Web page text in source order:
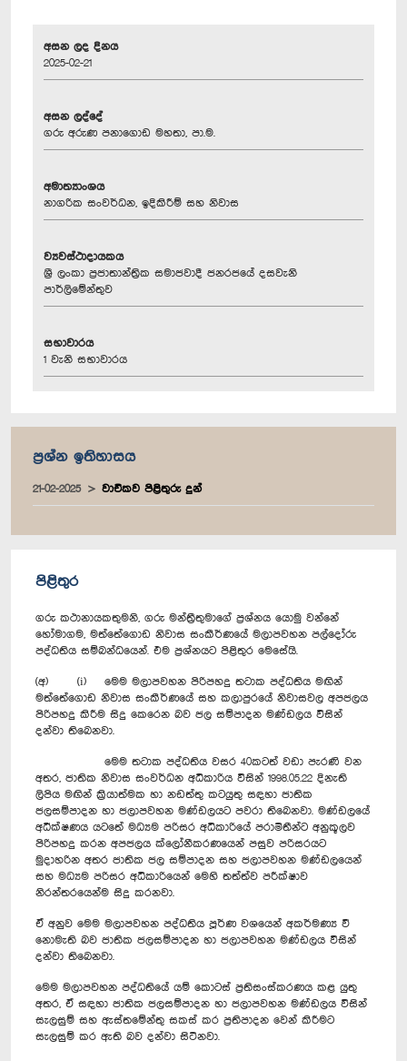
අසන ලද දිනය
2025-02-21
අසන ලද්දේ
ගරු අරුණ පනාගොඩ මහතා, පා.ම.
අමාත්‍යාංශය
නාගරික සංවර්ධන, ඉදිකිරීම් සහ නිවාස
ව්‍යවස්ථාදායකය
ශ්‍රී ලංකා ප්‍රජාතාන්ත්‍රික සමාජවාදී ජනරජයේ දසවැනි
පාර්ලිමේන්තුව
සභාවාරය
1 වැනි සභාවාරය
ප්‍රශ්න ඉතිහාසය
21-02-2025 වාචිකව පිළිතුරු දුන්
පිළිතුර
ගරු කථානායකතුමනි, ගරු මන්ත්‍රීතුමාගේ ප්‍රශ්නය යොමු වන්නේ
හෝමාගම, මත්තේගොඩ නිවාස සංකීර්ණයේ මලාපවහන පල්දෝරු
පද්ධතිය සම්බන්ධයෙන්. එම ප්‍රශ්නයට පිළිතුර මෙසේයි.
(අ) (i) මෙම මලාපවහන පිරිපහදු තටාක පද්ධතිය මඟින්
මත්තේගොඩ නිවාස සංකීර්ණයේ සහ කලාපුරයේ නිවාසවල අපජලය
පිරිපහදු කිරීම සිදු කෙරෙන බව ජල සම්පාදන මණ්ඩලය විසින්
දන්වා තිබෙනවා.
මෙම තටාක පද්ධතිය වසර 40කටත් වඩා පැරණි වන
අතර, ජාතික නිවාස සංවර්ධන අධිකාරිය විසින් 1998.05.22 දිනැති
ලිපිය මඟින් ක්‍රියාත්මක හා නඩත්තු කටයුතු සඳහා ජාතික
ජලසම්පාදන හා ජලාපවහන මණ්ඩලයට පවරා තිබෙනවා. මණ්ඩලයේ
අධීක්ෂණය යටතේ මධ්‍යම පරිසර අධිකාරියේ පරාමිතීන්ට අනුකූලව
පිරිපහදු කරන අපජලය ක්ලෝනීකරණයෙන් පසුව පරිසරයට
මුදාහරින අතර ජාතික ජල සම්පාදන සහ ජලාපවහන මණ්ඩලයෙන්
සහ මධ්‍යම පරිසර අධිකාරියෙන් මෙහි තත්ත්ව පරීක්ෂාව
නිරන්තරයෙන්ම සිදු කරනවා.
ඒ අනුව මෙම මලාපවහන පද්ධතිය පූර්ණ වශයෙන් අකර්මණ්‍ය වී
නොමැති බව ජාතික ජලසම්පාදන හා ජලාපවහන මණ්ඩලය විසින්
දන්වා තිබෙනවා.
මෙම මලාපවහන පද්ධතියේ යම් කොටස් ප්‍රතිසංස්කරණය කළ යුතු
අතර, ඒ සඳහා ජාතික ජලසම්පාදන හා ජලාපවහන මණ්ඩලය විසින්
සැලසුම් සහ ඇස්තමේන්තු සකස් කර ප්‍රතිපාදන වෙන් කිරීමට
සැලසුම් කර ඇති බව දන්වා සිටිනවා.